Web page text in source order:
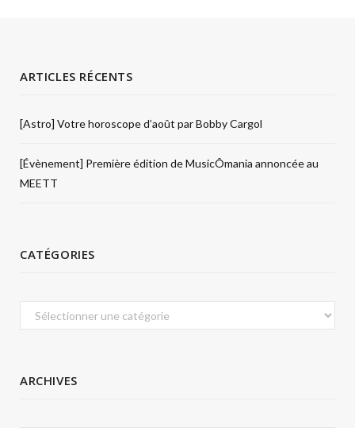
ARTICLES RÉCENTS
[Astro] Votre horoscope d’août par Bobby Cargol
[Évènement] Première édition de MusicÔmania annoncée au
MEETT
CATÉGORIES
Catégories
ARCHIVES